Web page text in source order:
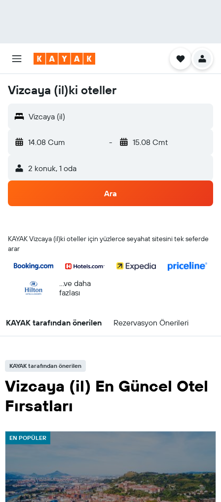
Vizcaya (il)ki oteller
Vizcaya (il)
14.08 Cum - 15.08 Cmt
2 konuk, 1 oda
Ara
KAYAK Vizcaya (il)ki oteller için yüzlerce seyahat sitesini tek seferde
arar
...ve daha
fazlası
KAYAK tarafından önerilen Rezervasyon Önerileri
KAYAK tarafından önerilen
Vizcaya (il) En Güncel Otel
Fırsatları
EN POPÜLER